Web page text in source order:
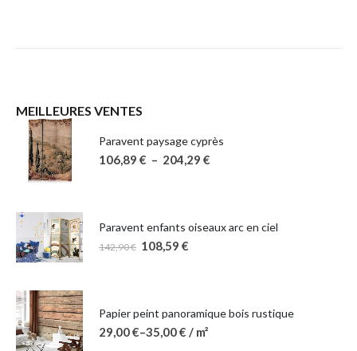
MEILLEURES VENTES
Paravent paysage cyprès
106,89 € – 204,29 €
Paravent enfants oiseaux arc en ciel
142,90€ 108,59 €
Papier peint panoramique bois rustique
29,00€–35,00€ / m²